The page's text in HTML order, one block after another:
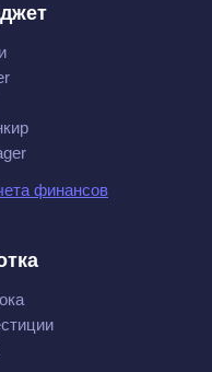
финансов